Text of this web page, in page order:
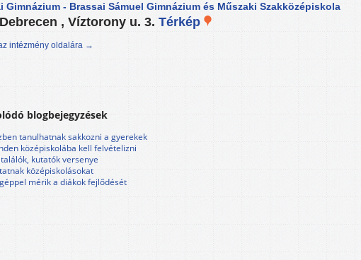
Gimnázium - Brassai Sámuel Gimnázium és Műszaki Szakközépiskola
, Víztorony u. 3. Térkép
intézmény oldalára →
blogbejegyzések
tanulhatnak sakkozni a gyerekek
középiskolába kell felvételizni
kutatók versenye
középiskolásokat
mérik a diákok fejlődését